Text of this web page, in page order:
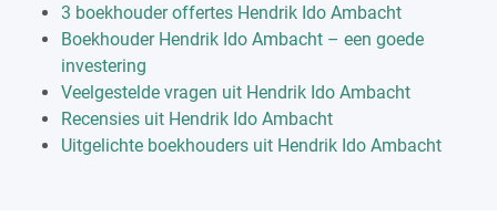
3 boekhouder offertes Hendrik Ido Ambacht
Boekhouder Hendrik Ido Ambacht – een goede
investering
Veelgestelde vragen uit Hendrik Ido Ambacht
Recensies uit Hendrik Ido Ambacht
Uitgelichte boekhouders uit Hendrik Ido Ambacht